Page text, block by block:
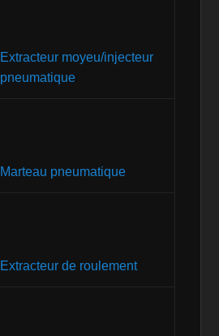
Extracteur moyeu/injecteur
pneumatique
Marteau pneumatique
Extracteur de roulement